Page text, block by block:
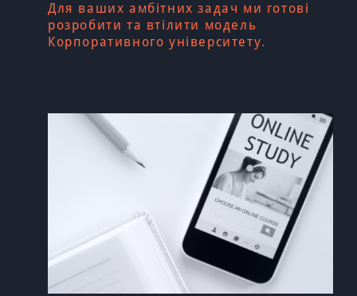
Для ваших амбітних задач ми готові
розробити та втілити модель
Корпоративного університету.